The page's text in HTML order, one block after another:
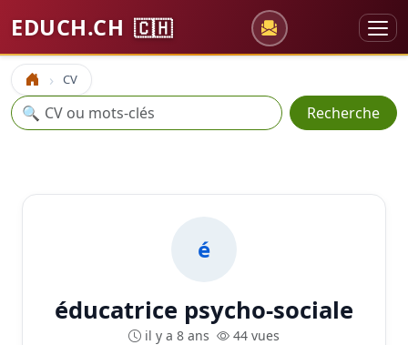
EDUCH.CH 🇨🇭
Accueil CV
Recherche
🔍 Recherche
é
éducatrice psycho-sociale
il y a 8 ans 44 vues